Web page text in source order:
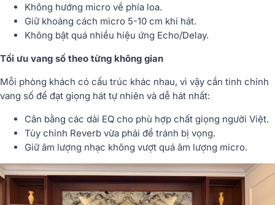
Không hướng micro về phía loa.
Giữ khoảng cách micro 5-10 cm khi hát.
Không bật quá nhiều hiệu ứng Echo/Delay.
Tối ưu vang số theo từng không gian
Mỗi phòng khách có cấu trúc khác nhau, vì vậy cần tinh chỉnh
vang số để đạt giọng hát tự nhiên và dễ hát nhất:
Cân bằng các dải EQ cho phù hợp chất giọng người Việt.
Tùy chỉnh Reverb vừa phải để tránh bị vọng.
Giữ âm lượng nhạc không vượt quá âm lượng micro.